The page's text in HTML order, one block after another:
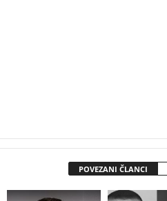
POVEZANI ČLANCI